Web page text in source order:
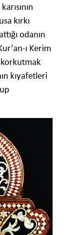
kırkı
odanın
ı Kerim
korkutmak
kıyafetleri